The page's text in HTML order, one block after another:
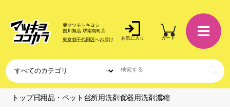
薬マツモトキヨシ
吉川旭店 堺南島町店
東京都千代田区へお届け お気に入り カート
トップ日用品・ペット 台所用洗剤 食器用洗剤 濃縮